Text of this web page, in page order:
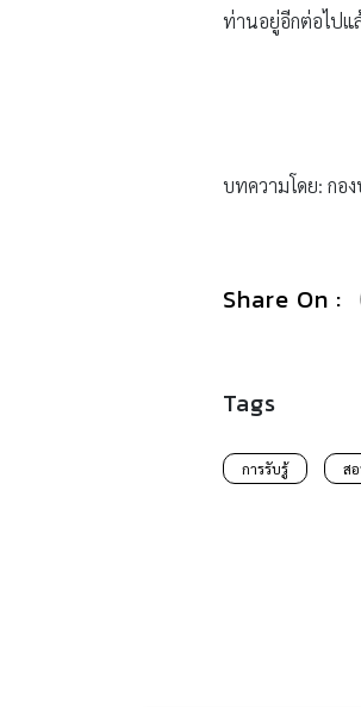
ท่านอยู่อีกต่อไปแ
บทความโดย: กอ
Share On :
Tags
การรับรู้ ส